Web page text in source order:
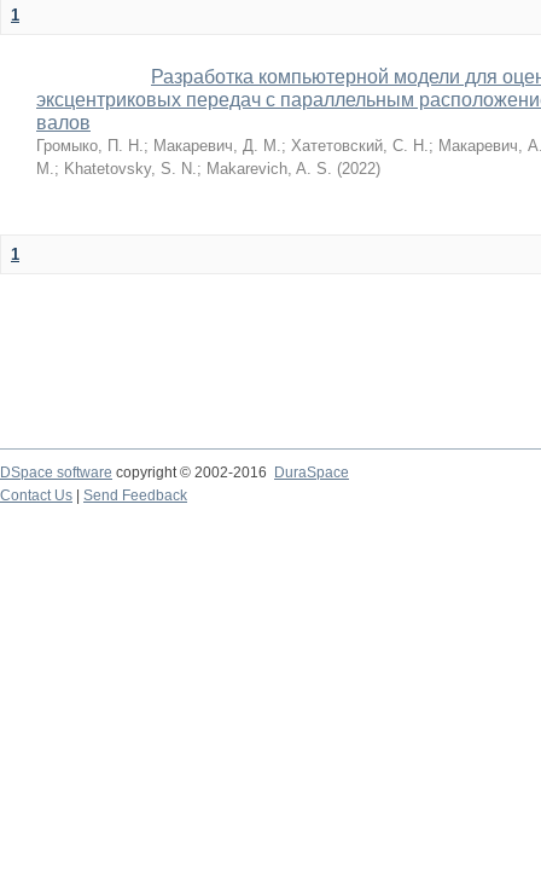
1
Разработка компьютерной модели для
эксцентриковых передач с параллельным
валов
Громыко, П. Н.; Макаревич, Д. М.; Хатетовский, С. Н.; Макаревич,
M.; Khatetovsky, S. N.; Makarevich, A. S. (2022)
1
DSpace software copyright © 2002-2016
DuraSpace
Contact Us
Send Feedback